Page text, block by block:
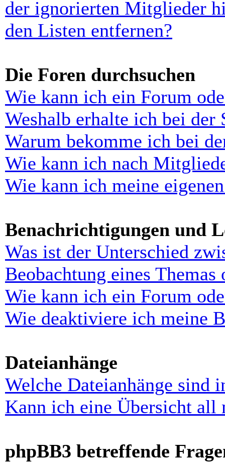
der ignorierten Mitglieder
den Listen entfernen?
Die Foren durchsuchen
Wie kann ich ein Forum
Weshalb erhalte ich bei der
Warum bekomme ich bei
Wie kann ich nach
Wie kann ich meine
Benachrichtigungen und
Was ist der Unterschied
Beobachtung eines Themas
Wie kann ich ein Forum
Wie deaktiviere ich meine
Dateianhänge
Welche Dateianhänge sind
Kann ich eine Übersicht all
phpBB3 betreffende